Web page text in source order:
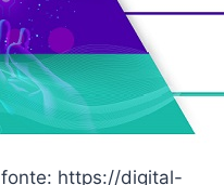
fonte: https://digital-